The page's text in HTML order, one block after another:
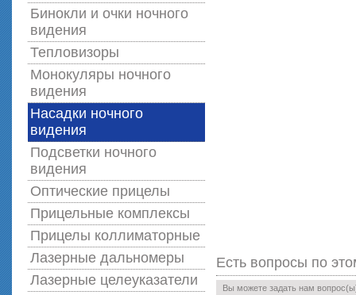
Бинокли и очки ночного
видения
Тепловизоры
Монокуляры ночного
видения
Насадки ночного
видения
Подсветки ночного
видения
Оптические прицелы
Прицельные комплексы
Прицелы коллиматорные
Лазерные дальномеры
Лазерные целеуказатели
Есть вопросы по
Вы можете задать нам